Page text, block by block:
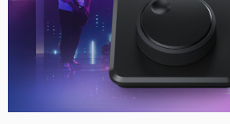
China
Denmark
Finland